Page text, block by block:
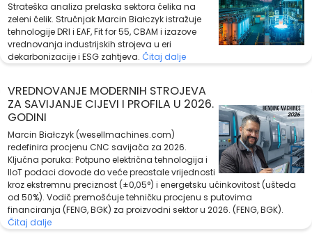
Strateška analiza prelaska sektora čelika na
zeleni čelik. Stručnjak Marcin Białczyk istražuje
tehnologije DRI i EAF, Fit for 55, CBAM i izazove
vrednovanja industrijskih strojeva u eri
dekarbonizacije i ESG zahtjeva. Čitaj dalje
VREDNOVANJE MODERNIH STROJEVA
ZA SAVIJANJE CIJEVI I PROFILA U 2026.
GODINI
Marcin Białczyk (wesellmachines.com)
redefinira procjenu CNC savijača za 2026.
Ključna poruka: Potpuno električna tehnologija i
IIoT podaci dovode do veće preostale vrijednosti
kroz ekstremnu preciznost (±0,05°) i energetsku učinkovitost (ušteda
od 50%). Vodič premošćuje tehničku procjenu s putovima
financiranja (FENG, BGK) za proizvodni sektor u 2026. (FENG, BGK).
Čitaj dalje